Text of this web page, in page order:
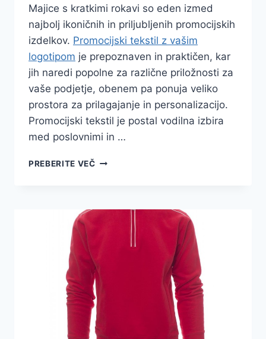
Majice s kratkimi rokavi so eden izmed
najbolj ikoničnih in priljubljenih promocijskih
izdelkov. Promocijski tekstil z vašim
logotipom je prepoznaven in praktičen, kar
jih naredi popolne za različne priložnosti za
vaše podjetje, obenem pa ponuja veliko
prostora za prilagajanje in personalizacijo.
Promocijski tekstil je postal vodilna izbira
med poslovnimi in …
PREBERITE VEČŠIROKE
TEKSTILA